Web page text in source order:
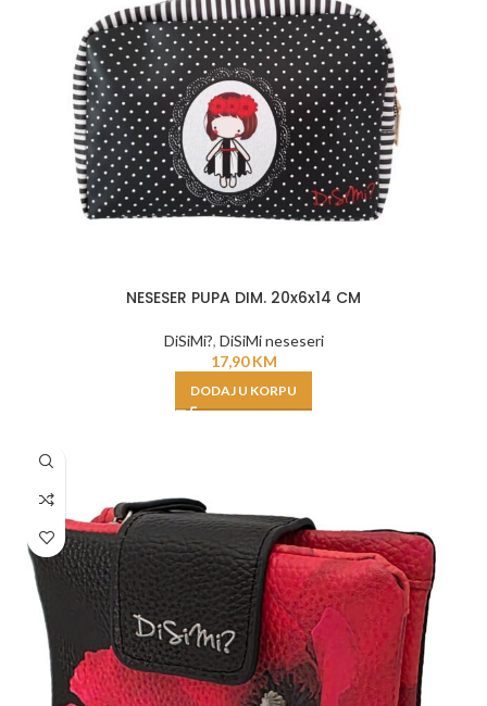
NESESER PUPA DIM. 20x6x14 CM
DiSiMi?, DiSiMi neseseri
17,90KM
DODAJ U KORPU